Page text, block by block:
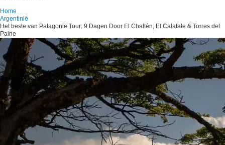
Home
Argentinië
Het beste van Patagonië Tour: 9 Dagen Door El Chaltén, El Calafate & Torres del
Paine